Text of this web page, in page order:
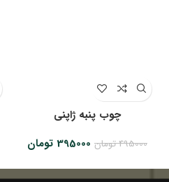
چوب پنبه ژاپنی
495000تومان قیمت
495000 تومان
395000 تومان
395000